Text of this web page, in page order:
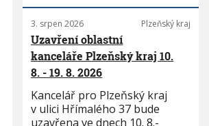
3. srpen 2026 Plzeňský kraj
Uzavření oblastní
kanceláře Plzeňský kraj 10.
8. - 19. 8. 2026
Kancelář pro Plzeňský kraj
v ulici Hřímalého 37 bude
uzavřena ve dnech 10. 8.-